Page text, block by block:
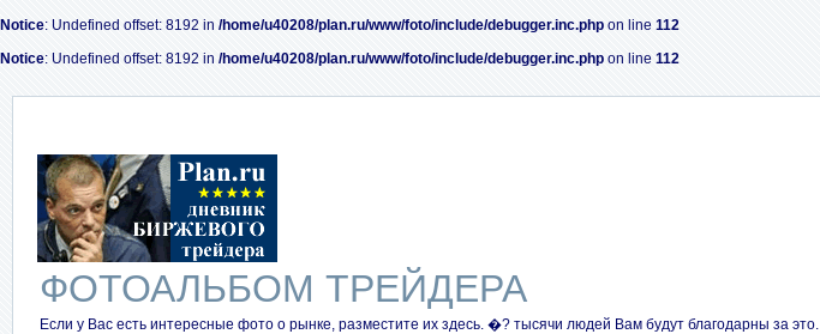
Notice: Undefined offset: 8192 in /home/u40208/plan.ru/www/foto/include/debugger.inc.php on line 112
Notice: Undefined offset: 8192 in /home/u40208/plan.ru/www/foto/include/debugger.inc.php on line 112
ФОТОАЛЬБОМ ТРЕЙДЕРА
Если у Вас есть интересные фото о рынке, разместите их здесь. �? тысячи людей Вам будут благодарны за это.